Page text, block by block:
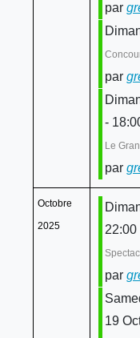
par
par
-
Le
par
Octobre
2025
22:00
par
19